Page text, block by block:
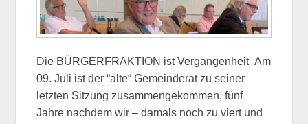
Die BÜRGERFRAKTION ist Vergangenheit Am
09. Juli ist der “alte“ Gemeinderat zu seiner
letzten Sitzung zusammengekommen, fünf
Jahre nachdem wir – damals noch zu viert und